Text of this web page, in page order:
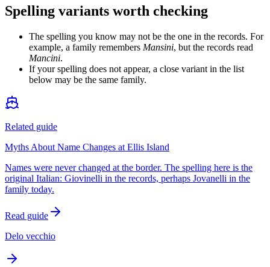
Spelling variants worth checking
The spelling you know may not be the one in the records. For
example, a family remembers Mansini, but the records read
Mancini.
If your spelling does not appear, a close variant in the list
below may be the same family.
Related guide
Myths About Name Changes at Ellis Island
Names were never changed at the border. The spelling here is the
original Italian: Giovinelli in the records, perhaps Jovanelli in the
family today.
Read guide
Delo vecchio